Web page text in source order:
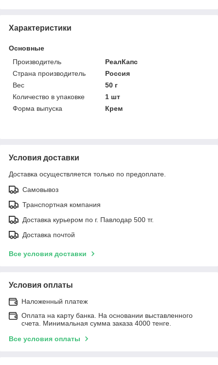
Характеристики
Основные
Производитель
РеалКапс
Страна производитель
Россия
Вес
50 г
Количество в упаковке
1 шт
Форма выпуска
Крем
Условия доставки
Доставка осуществляется только по предоплате.
Самовывоз
Транспортная компания
Доставка курьером по г. Павлодар 500 тг.
Доставка почтой
Все условия доставки
Условия оплаты
Наложенный платеж
Оплата на карту банка. На основании выставленного
счета. Минимальная сумма заказа 4000 тенге.
Все условия оплаты